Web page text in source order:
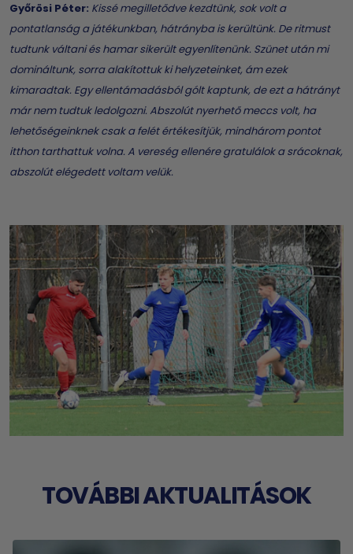
Győrösi Péter: Kissé megilletődve kezdtünk, sok volt a
pontatlanság a játékunkban, hátrányba is kerültünk. De ritmust
tudtunk váltani és hamar sikerült egyenlítenünk. Szünet után mi
domináltunk, sorra alakítottuk ki helyzeteinket, ám ezek
kimaradtak. Egy ellentámadásból gólt kaptunk, de ezt a hátrányt
már nem tudtuk ledolgozni. Abszolút nyerhető meccs volt, ha
lehetőségeinknek csak a felét értékesítjük, mindhárom pontot
itthon tarthattuk volna. A vereség ellenére gratulálok a srácoknak,
abszolút elégedett voltam velük.
TOVÁBBI AKTUALITÁSOK